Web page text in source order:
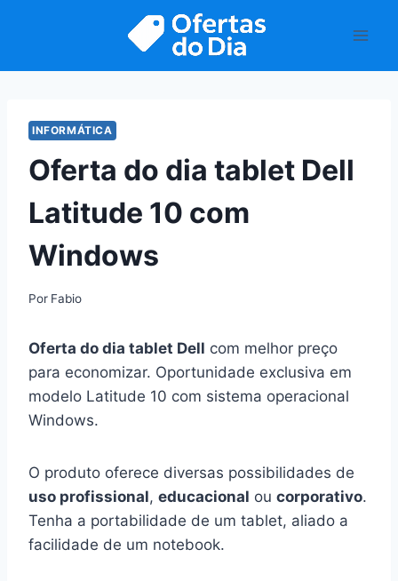
INFORMÁTICA
Oferta do dia tablet Dell
Latitude 10 com
Windows
Por Fabio
Oferta do dia tablet Dell com melhor preço
para economizar. Oportunidade exclusiva em
modelo Latitude 10 com sistema operacional
Windows.
O produto oferece diversas possibilidades de
uso profissional, educacional ou corporativo.
Tenha a portabilidade de um tablet, aliado a
facilidade de um notebook.